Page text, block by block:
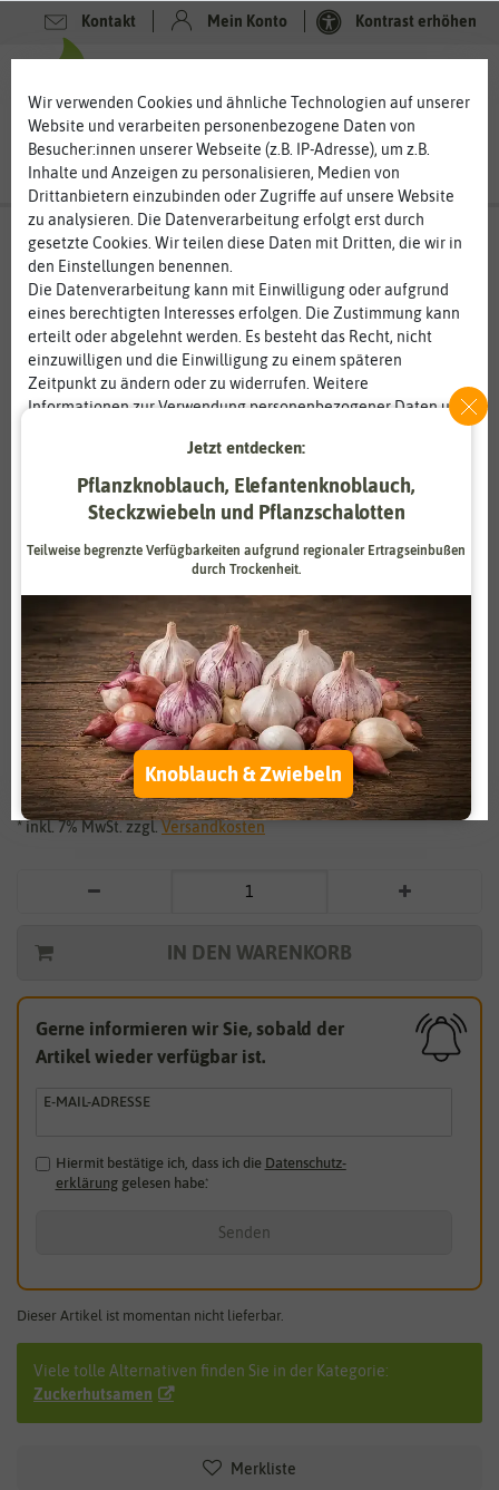
Kontakt Mein Konto Kontrast erhöhen
Vergrößern durch
berühren
Zichoriensalat Zuckerhut
1,59 €
*
* inkl. 7% MwSt. zzgl.Versandkosten
IN DEN WARENKORB
Gerne informieren wir Sie, sobald der
Artikel wieder verfügbar ist.
E-MAIL-ADRESSE
Hiermit bestätige ich, dass ich die Daten­schutz­
erklärunggelesen habe.*
Senden
Dieser Artikel ist momentan nicht lieferbar.
Viele tolle Alternativen finden Sie in der Kategorie:
Zuckerhutsamen
Merkliste
Wir verwenden Cookies und ähnliche Technologien auf unserer
Website und verarbeiten personenbezogene Daten von
Besucher:innen unserer Webseite (z.B. IP-Adresse), um z.B.
Inhalte und Anzeigen zu personalisieren, Medien von
Drittanbietern einzubinden oder Zugriffe auf unsere Website
zu analysieren. Die Datenverarbeitung erfolgt erst durch
gesetzte Cookies. Wir teilen diese Daten mit Dritten, die wir in
den Einstellungen benennen.
Die Datenverarbeitung kann mit Einwilligung oder aufgrund
eines berechtigten Interesses erfolgen. Die Zustimmung kann
erteilt oder abgelehnt werden. Es besteht das Recht, nicht
einzuwilligen und die Einwilligung zu einem späteren
Zeitpunkt zu ändern oder zu widerrufen. Weitere
Informationen zur Verwendung personenbezogener Daten und
Essenziell Statistik
Zahlungsdienstleister Marketing
Externe Medien Funktional
Weitere Einstellungen
Alle akzeptieren
Alle ablehnen
Auswahl akzeptieren
Jetzt entdecken:
Pflanzknoblauch, Elefantenknoblauch,
Steckzwiebeln und Pflanzschalotten
Teilweise begrenzte Verfügbarkeiten aufgrund regionaler Ertragseinbußen
durch Trockenheit.
Knoblauch & Zwiebeln